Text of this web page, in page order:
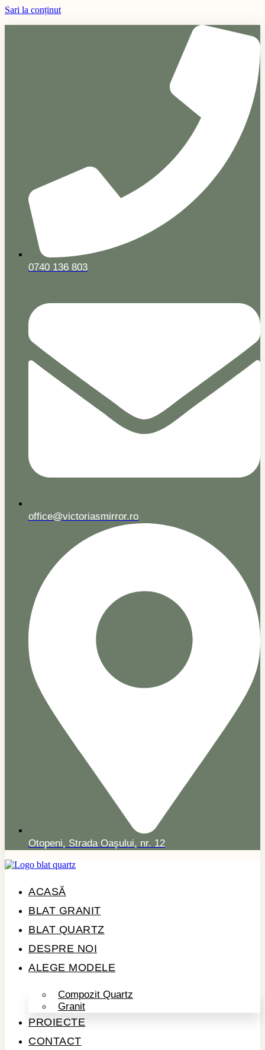
Sari la conținut
0740 136 803
office@victoriasmirror.ro
Otopeni, Strada Oașului, nr. 12
ACASĂ
BLAT GRANIT
BLAT QUARTZ
DESPRE NOI
ALEGE MODELE
Compozit Quartz
Granit
PROIECTE
CONTACT